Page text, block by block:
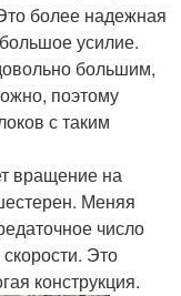
более надежная
усилие.
большим,
поэтому
с таким
вращение на
Меняя
число
Это
конструкция.